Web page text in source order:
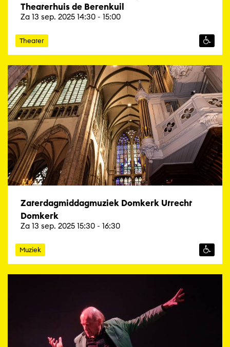
Theaterhuis de Berenkuil
Za 13 sep. 2025 14:30 - 15:00
Theater
Zaterdagmiddagmuziek Domkerk Utrecht
Domkerk
Za 13 sep. 2025 15:30 - 16:30
Muziek